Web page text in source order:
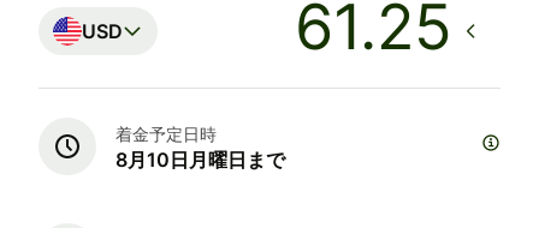
USD
着金予定日時
8月10日月曜日まで